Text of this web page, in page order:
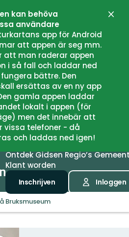
kan behöva
användare
app för Android
att appen är seg mm.
att man raderar appen
i så fall och laddar ned
bättre. Den
ersättas av en ny app
gamla appen laddar
lokalt i appen (för
men det innebär att
vissa telefoner - då
och laddas ned igen!
OntdekGidsenRegio’s
Klant worden
Inschrijven Inloggen
Bruksmuseum